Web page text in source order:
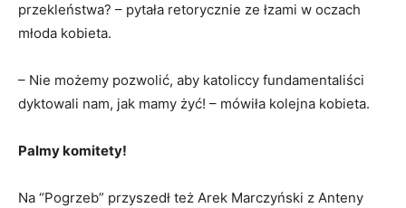
przekleństwa? – pytała retorycznie ze łzami w oczach
młoda kobieta.
– Nie możemy pozwolić, aby katoliccy fundamentaliści
dyktowali nam, jak mamy żyć! – mówiła kolejna kobieta.
Palmy komitety!
Na “Pogrzeb” przyszedł też Arek Marczyński z Anteny